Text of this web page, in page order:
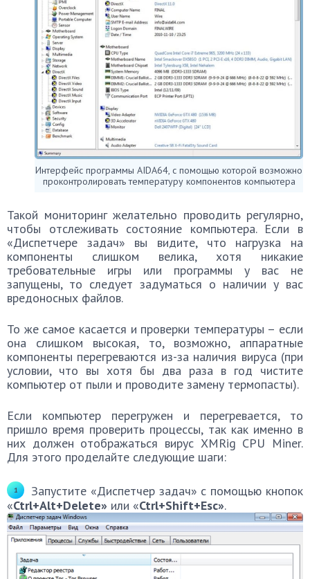
Интерфейс программы AIDA64, с помощью которой возможно
проконтролировать температуру компонентов компьютера
Такой мониторинг желательно проводить регулярно,
чтобы отслеживать состояние компьютера. Если в
«Диспетчере задач» вы видите, что нагрузка на
компоненты слишком велика, хотя никакие
требовательные игры или программы у вас не
запущены, то следует задуматься о наличии у вас
вредоносных файлов.
То же самое касается и проверки температуры – если
она слишком высокая, то, возможно, аппаратные
компоненты перегреваются из-за наличия вируса (при
условии, что вы хотя бы два раза в год чистите
компьютер от пыли и проводите замену термопасты).
Если компьютер перегружен и перегревается, то
пришло время проверить процессы, так как именно в
них должен отображаться вирус XMRig CPU Miner.
Для этого проделайте следующие шаги:
Запустите «Диспетчер задач» с помощью кнопок
«Ctrl+Alt+Delete» или «Ctrl+Shift+Esc».